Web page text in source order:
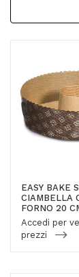
EASY BAKE
CIAMBELLA
FORNO 20
Accedi per
prezzi